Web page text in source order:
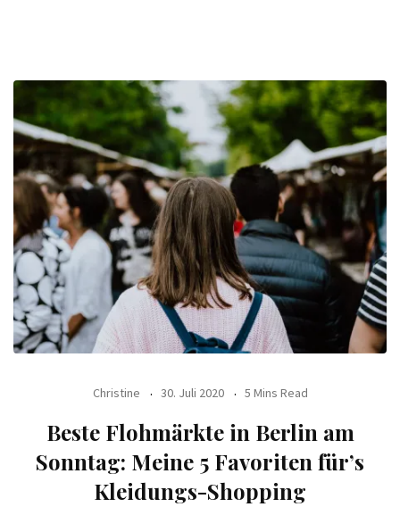
Christine 30. Juli 2020 5 Mins Read
Beste Flohmärkte in Berlin am
Sonntag: Meine 5 Favoriten für’s
Kleidungs-Shopping